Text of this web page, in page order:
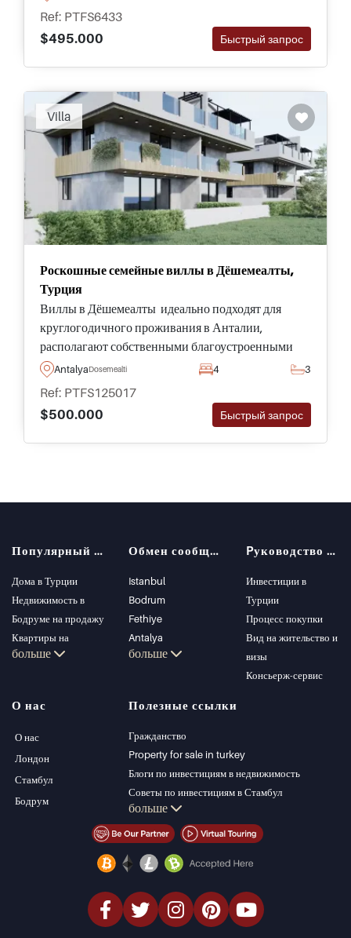
Ref: PTFS6433
$495.000
Быстрый запрос
Villa
Роскошные семейные виллы в Дёшемеалты,
Турция
Виллы в Дёшемеалты идеально подходят для
круглогодичного проживания в Анталии,
располагают собственными благоустроенными
садами и бассейнами для отдыха, а также
удобств.
AntalyaDosemealti 4 3
Ref: PTFS125017
$500.000
Быстрый запрос
Популярный поиск
Дома в Турции
Недвижимость в
Бодруме на продажу
Квартиры на
продажу в Стамбуле
Квартиры на
продажу в Анталии
больше
Обмен сообщениями
Istanbul
Bodrum
Fethiye
Antalya
Kalkan
Bursa
Gocek
Side
Kemer
Dalyan
Izmir
Belek
больше
Pуководство покупателя
Инвестиции в
Турции
Процесс покупки
Вид на жительство и
визы
Консьерж-сервис
О нас
О нас
Лондон
Стамбул
Бодрум
Полезные ссылки
Гражданство
Property for sale in turkey
Блоги по инвестициям в недвижимость
Советы по инвестициям в Стамбул
Управление PT
Стамбул Инвестиции Недвижимость
Недвижимость со скидкой
элитная недвижимость
Инвестиционная недвижимость
больше